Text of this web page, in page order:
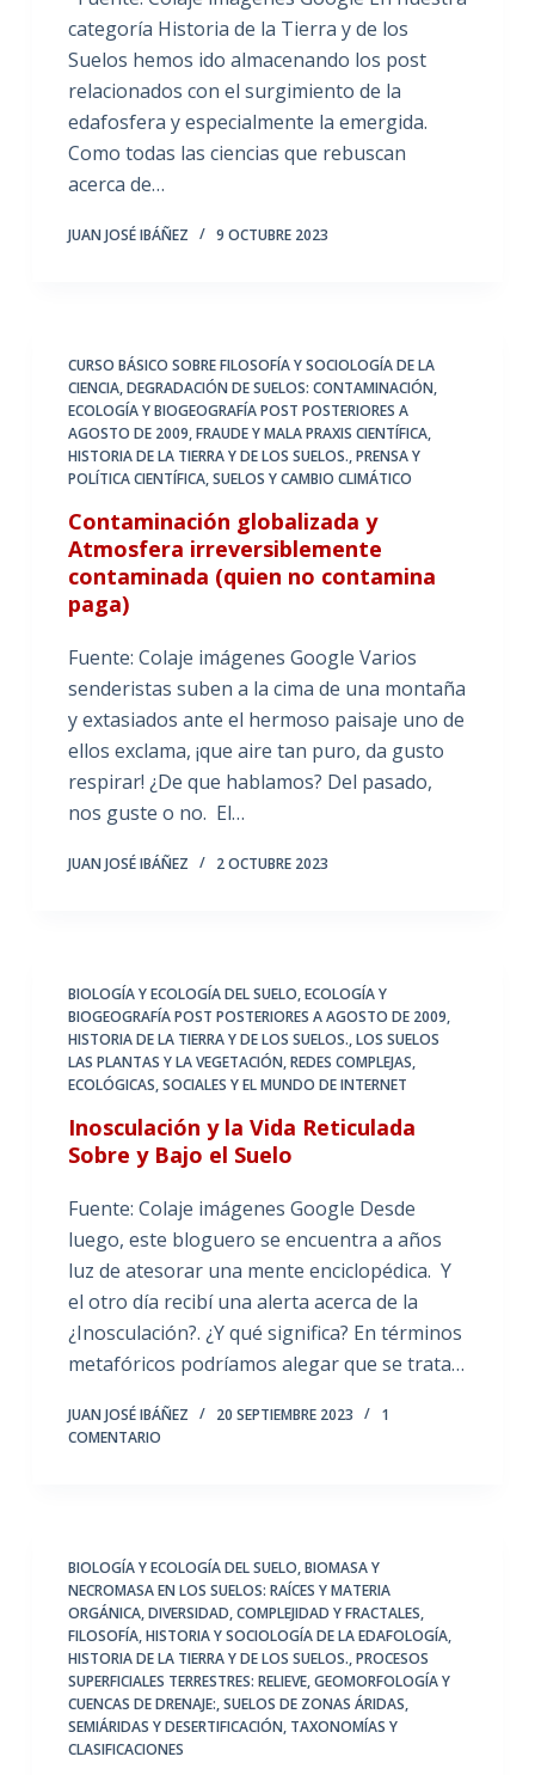
categoría Historia de la Tierra y de los
Suelos hemos ido almacenando los post
relacionados con el surgimiento de la
edafosfera y especialmente la emergida.
Como todas las ciencias que rebuscan
acerca de…
JUAN JOSÉ IBÁÑEZ 9 OCTUBRE 2023
CURSO BÁSICO SOBRE FILOSOFÍA Y SOCIOLOGÍA DE LA
CIENCIA,DEGRADACIÓN DE SUELOS: CONTAMINACIÓN,
ECOLOGÍA Y BIOGEOGRAFÍA POST POSTERIORES A
AGOSTO DE 2009,FRAUDE Y MALA PRAXIS CIENTÍFICA,
HISTORIA DE LA TIERRA Y DE LOS SUELOS.,PRENSA Y
POLÍTICA CIENTÍFICA,SUELOS Y CAMBIO CLIMÁTICO
Contaminación globalizada y
Atmosfera irreversiblemente
contaminada (quien no contamina
paga)
Fuente: Colaje imágenes Google Varios
senderistas suben a la cima de una montaña
y extasiados ante el hermoso paisaje uno de
ellos exclama, ¡que aire tan puro, da gusto
respirar! ¿De que hablamos? Del pasado,
nos guste o no. El…
JUAN JOSÉ IBÁÑEZ 2 OCTUBRE 2023
BIOLOGÍA Y ECOLOGÍA DEL SUELO,ECOLOGÍA Y
BIOGEOGRAFÍA POST POSTERIORES A AGOSTO DE 2009,
HISTORIA DE LA TIERRA Y DE LOS SUELOS.,LOS SUELOS
LAS PLANTAS Y LA VEGETACIÓN,REDES COMPLEJAS,
ECOLÓGICAS, SOCIALES Y EL MUNDO DE INTERNET
Inosculación y la Vida Reticulada
Sobre y Bajo el Suelo
Fuente: Colaje imágenes Google Desde
luego, este bloguero se encuentra a años
luz de atesorar una mente enciclopédica. Y
el otro día recibí una alerta acerca de la
¿Inosculación?. ¿Y qué significa? En términos
metafóricos podríamos alegar que se trata…
JUAN JOSÉ IBÁÑEZ 20 SEPTIEMBRE 2023
1
COMENTARIO
BIOLOGÍA Y ECOLOGÍA DEL SUELO,BIOMASA Y
NECROMASA EN LOS SUELOS: RAÍCES Y MATERIA
ORGÁNICA,DIVERSIDAD, COMPLEJIDAD Y FRACTALES,
FILOSOFÍA, HISTORIA Y SOCIOLOGÍA DE LA EDAFOLOGÍA,
HISTORIA DE LA TIERRA Y DE LOS SUELOS.,PROCESOS
SUPERFICIALES TERRESTRES: RELIEVE, GEOMORFOLOGÍA Y
CUENCAS DE DRENAJE:,SUELOS DE ZONAS ÁRIDAS,
SEMIÁRIDAS Y DESERTIFICACIÓN, TAXONOMÍAS Y
CLASIFICACIONES